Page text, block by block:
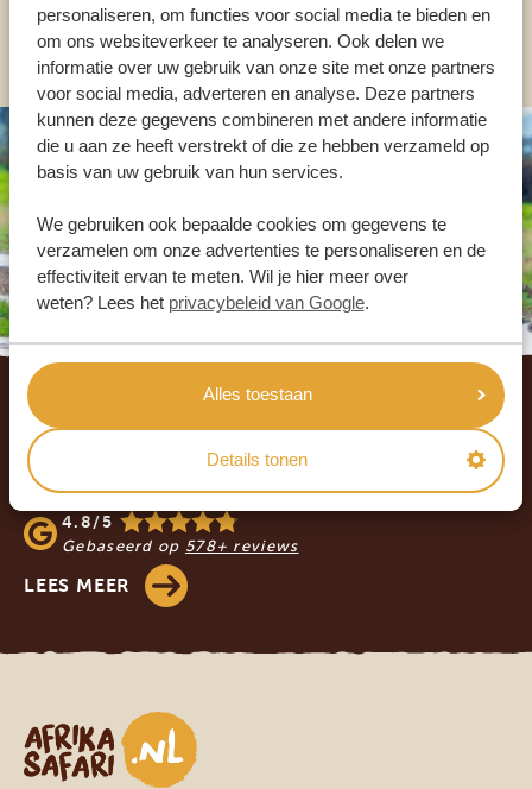
personaliseren, om functies voor social media te bieden en
om ons websiteverkeer te analyseren. Ook delen we
informatie over uw gebruik van onze site met onze partners
voor social media, adverteren en analyse. Deze partners
kunnen deze gegevens combineren met andere informatie
die u aan ze heeft verstrekt of die ze hebben verzameld op
basis van uw gebruik van hun services.
We gebruiken ook bepaalde cookies om gegevens te
verzamelen om onze advertenties te personaliseren en de
effectiviteit ervan te meten. Wil je hier meer over
weten? Lees het privacybeleid van Google.
Alles toestaan
Details tonen
ANDERE LANDEN
Footer
WAT ZEGGEN ONZE KLANTEN? LEES DE
REVIEWS!
4.8/5
Gebaseerd op 578+ reviews
LEES MEER
Afrika safari